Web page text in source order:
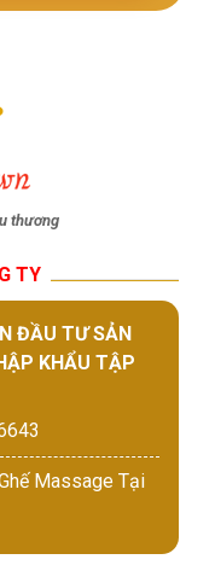
thương
TY
ĐẦU TƯ SẢN
KHẨU TẬP
Massage Tại